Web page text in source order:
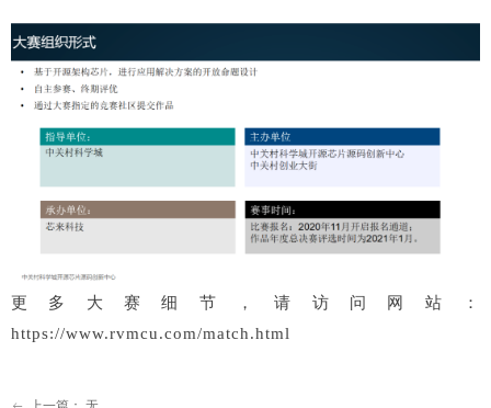
更多大赛细节，请访问网站：
https://www.rvmcu.com/match.html